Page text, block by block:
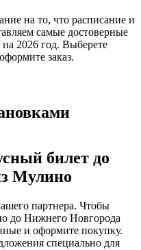
на то, что расписание и
самые достоверные
2026 год. Выберете
заказ.
билет до
Мулино
партнера. Чтобы
до Нижнего Новгорода
и оформите покупку.
специально для